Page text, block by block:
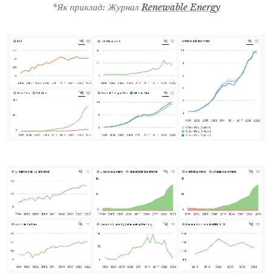
*Як приклад: Журнал Renewable Energy